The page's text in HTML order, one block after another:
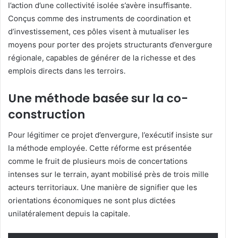
l’action d’une collectivité isolée s’avère insuffisante.
Conçus comme des instruments de coordination et
d’investissement, ces pôles visent à mutualiser les
moyens pour porter des projets structurants d’envergure
régionale, capables de générer de la richesse et des
emplois directs dans les terroirs.
Une méthode basée sur la co-
construction
Pour légitimer ce projet d’envergure, l’exécutif insiste sur
la méthode employée. Cette réforme est présentée
comme le fruit de plusieurs mois de concertations
intenses sur le terrain, ayant mobilisé près de trois mille
acteurs territoriaux. Une manière de signifier que les
orientations économiques ne sont plus dictées
unilatéralement depuis la capitale.